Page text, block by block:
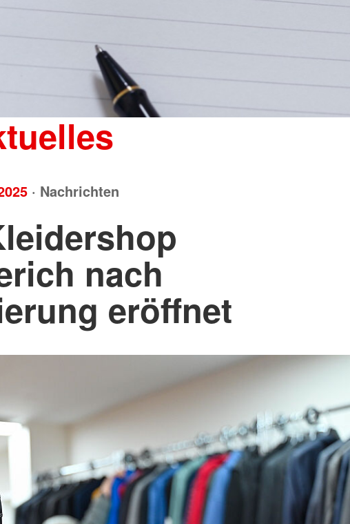
"Jacke wie Hose"
Rettungshundearbeit
· Nachrichten
nach
eröffnet